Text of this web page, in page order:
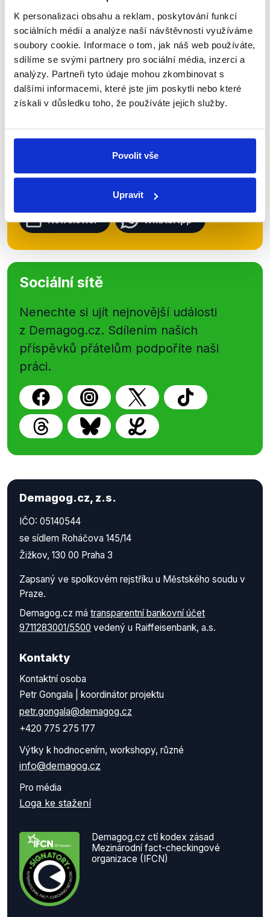
K personalizaci obsahu a reklam, poskytování funkcí
sociálních médií a analýze naší návštěvnosti využíváme
soubory cookie. Informace o tom, jak náš web používáte,
sdílíme se svými partnery pro sociální média, inzerci a
analýzy. Partneři tyto údaje mohou zkombinovat s
dalšími informacemi, které jste jim poskytli nebo které
získali v důsledku toho, že používáte jejich služby.
Povolit vše
Upravit
Zůstaňme v kontaktu
Přihlaste se k odběru našeho
newsletteru nebowhatsappového
kanálu, kde pravidelně přinášíme
shrnutí nejzajímavějších článků a analýz.
Začněte nás odebírat, a mějte tak
Newsletter WhatsApp
Sociální sítě
Nenechte si ujít nejnovější události
z Demagog.cz. Sdílením našich
příspěvků přátelům podpoříte naši
práci.
Demagog.cz, z.s.
IČO: 05140544
se sídlem Roháčova 145/14
Žižkov, 130 00 Praha 3
Zapsaný ve spolkovém rejstříku u Městského soudu v
Praze.
Demagog.cz má transparentní bankovní účet
9711283001/5500 vedený u Raiffeisenbank, a.s.
Kontakty
Kontaktní osoba
Petr Gongala | koordinátor projektu
petr.gongala@demagog.cz
+420 775 275 177
Výtky k hodnocením, workshopy, různé
info@demagog.cz
Pro média
Loga ke stažení
Demagog.cz ctí kodex zásad
Mezinárodní fact-checkingové
organizace (IFCN)